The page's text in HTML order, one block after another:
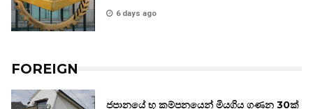
6 days ago
FOREIGN
ජපානයේ භූ කම්පනයෙන් මියගිය ගණන 30ක්